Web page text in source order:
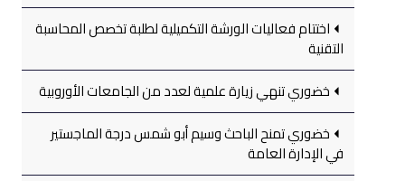
اختتام فعاليات الورشة التكميلية لطلبة تخصص المحاسبة
التقنية
خضوري تنهي زيارة علمية لعدد من الجامعات الأوروبية
خضوري تمنح الباحث وسيم أبو شمس درجة الماجستير
في الإدارة العامة